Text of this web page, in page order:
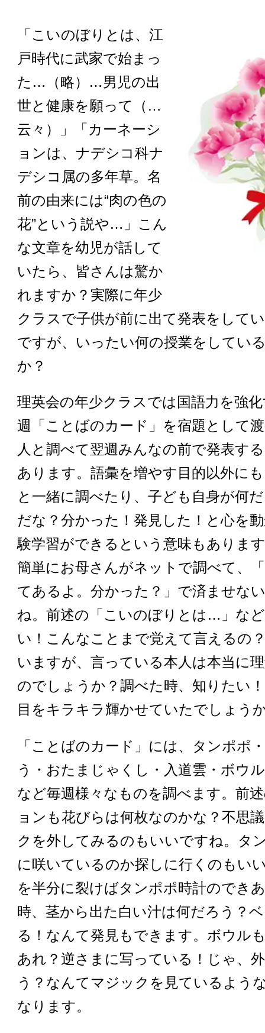
「こいのぼりとは、江
戸時代に武家で始まっ
た…（略）…男児の出
世と健康を願って（…
云々）」「カーネーシ
ョンは、ナデシコ科ナ
デシコ属の多年草。名
前の由来には“肉の色の
花”という説や…」こん
な文章を幼児が話して
いたら、皆さんは驚か
れますか？実際に年少
クラスで子供が前に出て発表をして
ですが、いったい何の授業をしてい
か？
理英会の年少クラスでは国語力を強
週「ことばのカード」を宿題として
人と調べて翌週みんなの前で発表す
あります。語彙を増やす目的以外に
と一緒に調べたり、子ども自身が何
だな？分かった！発見した！と心を
験学習ができるという意味もありま
簡単にお母さんがネットで調べて、
てあるよ。分かった？」で済ませな
ね。前述の「こいのぼりとは…」な
い！こんなことまで覚えて言えるの
いますが、言っている本人は本当に
のでしょうか？調べた時、知りたい
目をキラキラ輝かせていたでしょう
「ことばのカード」には、タンポポ
う・おたまじゃくし・入道雲・ボウ
など毎週様々なものを調べます。前
ョンも花びらは何枚なのかな？不思
クを外してみるのもいいですね。タ
に咲いているのか探しに行くのもい
を半分に裂けばタンポポ時計のでき
時、茎から出た白い汁は何だろう？
る！なんて発見もできます。ボウル
あれ？逆さまに写っている！じゃ、
う？なんてマジックを見ているよう
なります。